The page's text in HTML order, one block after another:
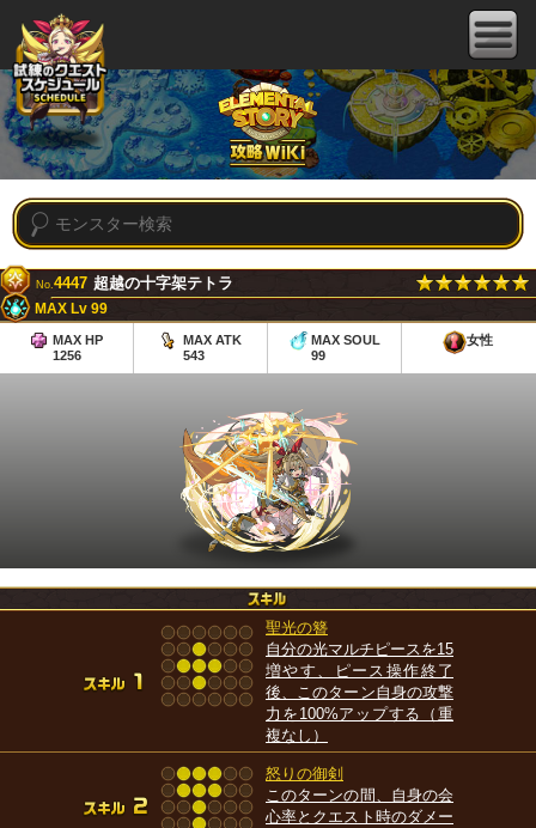
No.4447 超越の十字架テトラ
MAX Lv 99
MAX HP
1256
MAX ATK
543
MAX SOUL
99
女性
聖光の簪
自分の光マルチピースを15
増やす、ピース操作終了
後、このターン自身の攻撃
力を100%アップする（重
複なし）
怒りの御剣
このターンの間、自身の会
心率とクエスト時のダメー